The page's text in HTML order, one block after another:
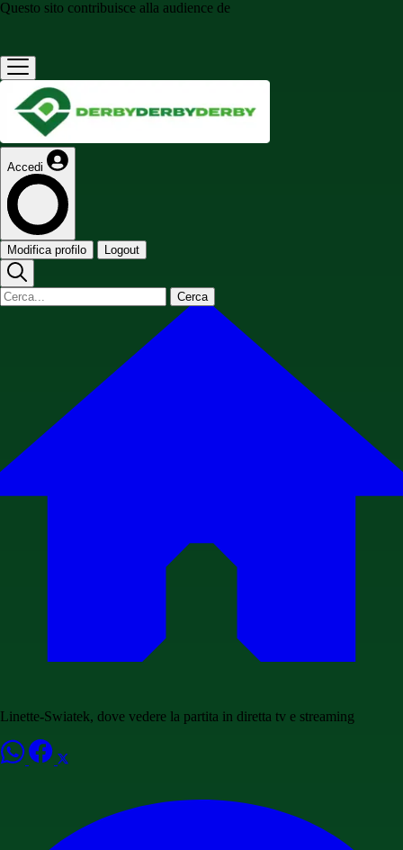
Questo sito contribuisce alla audience de
Accedi
Modifica profilo Logout
Cerca
Linette-Swiatek, dove vedere la partita in diretta tv e streaming